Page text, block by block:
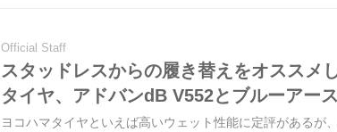
Official Staff
スタッドレスからの履き替えをオススメ
タイヤ、アドバンdB V552とブルーアー
ヨコハマタイヤといえば高いウェット性能に定評があるが